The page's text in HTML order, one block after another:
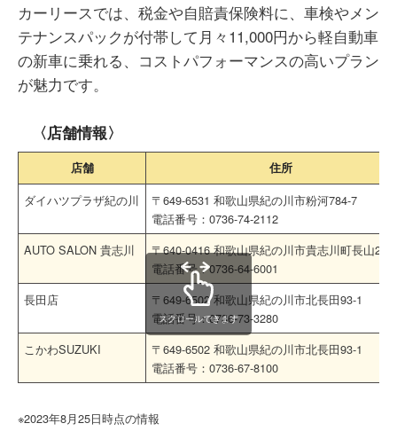
カーリースでは、税金や自賠責保険料に、車検やメン
テナンスパックが付帯して月々11,000円から軽自動車
の新車に乗れる、コストパフォーマンスの高いプラン
が魅力です。
〈店舗情報〉
店舗 住所
ダイハツプラザ紀の川
〒649-6531 和歌山県紀の川市粉河784-7
電話番号：0736-74-2112
AUTO SALON 貴志川
〒640-0416 和歌山県紀の川市貴志川町長山
電話番号：0736-64-6001
長田店
〒649-6502 和歌山県紀の川市北長田93-1
電話番号：0736-73-3280
こかわSUZUKI
〒649-6502 和歌山県紀の川市北長田93-1
電話番号：0736-67-8100
スクロールできます
※2023年8月25日時点の情報